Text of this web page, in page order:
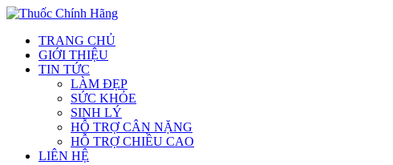
TRANG CHỦ
GIỚI THIỆU
TIN TỨC
LÀM ĐẸP
SỨC KHỎE
SINH LÝ
HỖ TRỢ CÂN NẶNG
HỖ TRỢ CHIỀU CAO
LIÊN HỆ